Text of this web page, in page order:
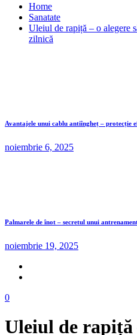
Home
Sanatate
Uleiul de rapiță – o alegere
zilnică
Avantajele unui cablu antiîngheț –
noiembrie 6, 2025
Palmarele de înot – secretul unui
noiembrie 19, 2025
0
Uleiul de rapiță